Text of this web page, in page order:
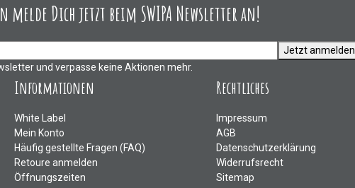
melde Dich jetzt beim SWIPA Newsletter an!
Jetzt anmelden
und verpasse keine Aktionen mehr.
Informationen
White Label
Mein Konto
Häufig gestellte Fragen (FAQ)
Retoure anmelden
Öffnungszeiten
Rechtliches
Impressum
AGB
Datenschutzerklärung
Widerrufsrecht
Sitemap